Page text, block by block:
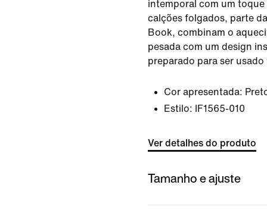
intemporal com um
calções folgados, parte
Book, combinam o
pesada com um design
preparado para ser
Cor apresentada:
Estilo:
IF1565-010
Ver detalhes do produto
Tamanho e ajuste